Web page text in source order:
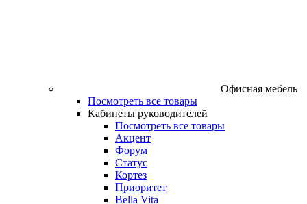
Офисная мебель
Посмотреть все товары
Кабинеты руководителей
Посмотреть все товары
Акцент
Форум
Статус
Кортез
Приоритет
Bella Vita